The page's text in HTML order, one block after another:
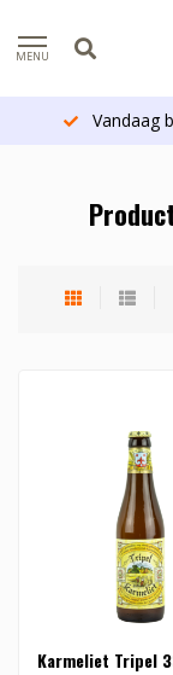
MENU
Vandaag
Karmeliet Tripel